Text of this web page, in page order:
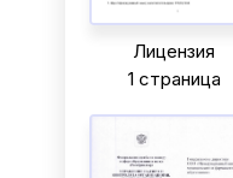
Лицензия
1 страница